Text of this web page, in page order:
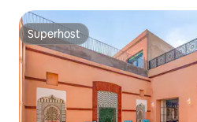
Superhost
Superhost